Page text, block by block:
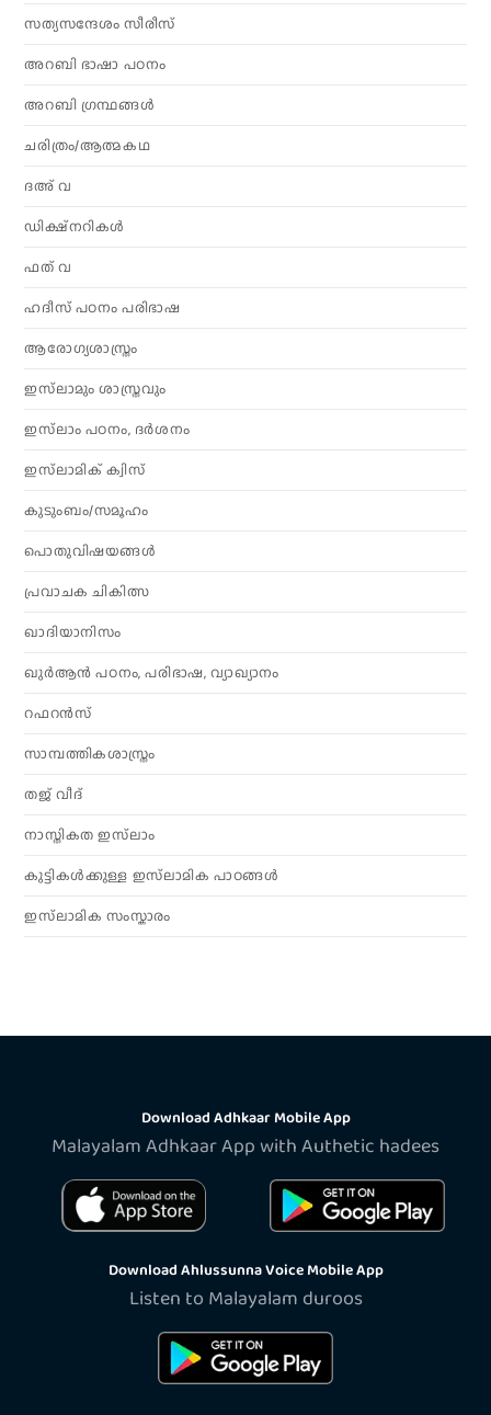
സത്യസന്ദേശം സീരീസ്
അറബി ഭാഷാ പഠനം
അറബി ഗ്രന്ഥങ്ങൾ
ചരിത്രം/ആത്മകഥ
ദഅ് വ
ഡിക്ഷ്നറികൾ
ഫത് വ
ഹദീസ് പഠനം പരിഭാഷ
ആരോഗ്യശാസ്ത്രം
ഇസ്‌ലാമും ശാസ്ത്രവും
ഇസ്‌ലാം പഠനം, ദർശനം
ഇസ്‌ലാമിക് ക്വിസ്
കുടുംബം/സമൂഹം
പൊതുവിഷയങ്ങൾ
പ്രവാചക ചികിത്സ
ഖാദിയാനിസം
ഖുർആൻ പഠനം, പരിഭാഷ, വ്യാഖ്യാനം
റഫറൻസ്
സാമ്പത്തികശാസ്ത്രം
തജ് വീദ്
നാസ്തികത ഇസ്‌ലാം
കുട്ടികൾക്കുള്ള ഇസ്‌ലാമിക പാഠങ്ങൾ
ഇസ്‌ലാമിക സംസ്കാരം
Download Adhkaar Mobile App
Malayalam Adhkaar App with Authetic hadees
Download Ahlussunna Voice Mobile App
Listen to Malayalam duroos